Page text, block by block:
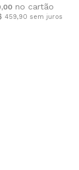
459,90 sem juros